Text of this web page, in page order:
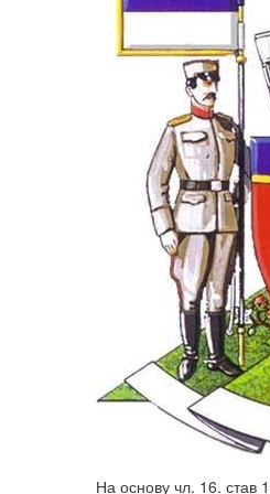
На основу чл. 16. став